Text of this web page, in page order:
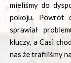
mieliśmy do
pokoju. Powrót
sprawiał
kluczy, a Casi
nas że trafiliśmy